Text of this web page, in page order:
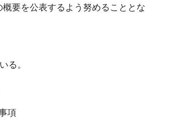
要を公表するよう努めることとな
る。
項